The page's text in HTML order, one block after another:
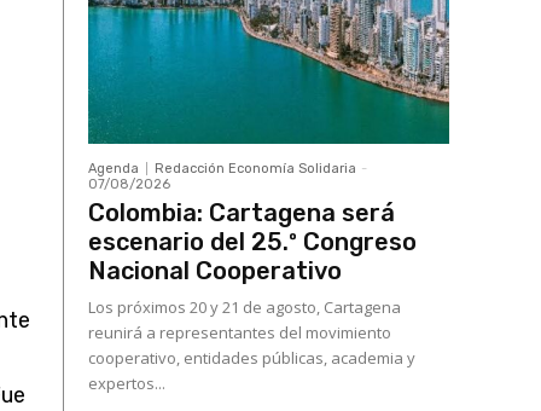
Agenda Redacción Economía Solidaria -
07/08/2026
Colombia: Cartagena será
escenario del 25.º Congreso
Nacional Cooperativo
Los próximos 20 y 21 de agosto, Cartagena
reunirá a representantes del movimiento
cooperativo, entidades públicas, academia y
expertos...